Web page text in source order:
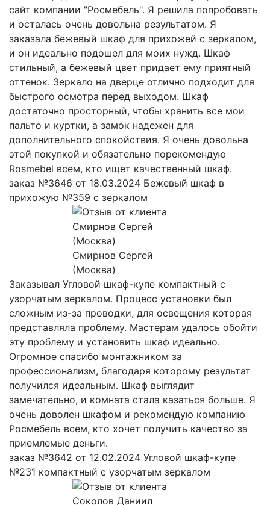
сайт компании "Росмебель". Я решила попробовать
и осталась очень довольна результатом. Я
заказала бежевый шкаф для прихожей с зеркалом,
и он идеально подошел для моих нужд. Шкаф
стильный, а бежевый цвет придает ему приятный
оттенок. Зеркало на дверце отлично подходит для
быстрого осмотра перед выходом. Шкаф
достаточно просторный, чтобы хранить все мои
пальто и куртки, а замок надежен для
дополнительного спокойствия. Я очень довольна
этой покупкой и обязательно порекомендую
Rosmebel всем, кто ищет качественный шкаф.
заказ №3646 от 18.03.2024 Бежевый шкаф в
прихожую №359 с зеркалом
Смирнов Сергей
(Москва)
Заказывал Угловой шкаф-купе компактный с
узорчатым зеркалом. Процесс установки был
сложным из-за проводки, для освещения которая
представляла проблему. Мастерам удалось обойти
эту проблему и установить шкаф идеально.
Огромное спасибо монтажником за
профессионализм, благодаря которому результат
получился идеальным. Шкаф выглядит
замечательно, и комната стала казаться больше. Я
очень доволен шкафом и рекомендую компанию
Росмебель всем, кто хочет получить качество за
приемлемые деньги.
заказ №3642 от 12.02.2024 Угловой шкаф-купе
№231 компактный с узорчатым зеркалом